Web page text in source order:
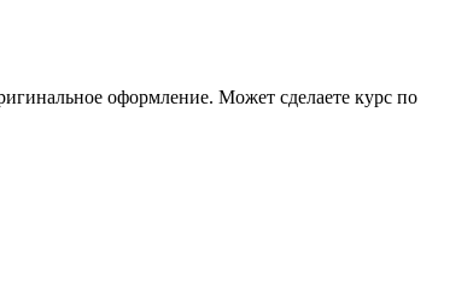
оформление. Может сделаете курс по